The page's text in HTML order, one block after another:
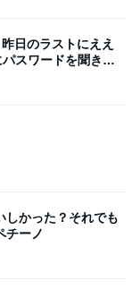
日のラストにええ
スワードを聞きま
しかった？それでも
チーノ